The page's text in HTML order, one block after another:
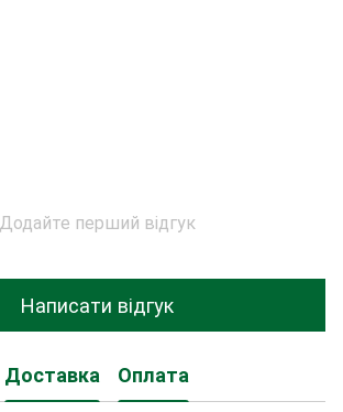
Додайте перший відгук
Написати відгук
Доставка Оплата